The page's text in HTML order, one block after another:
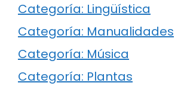
Categoría: Lingüística
Categoría: Manualidades
Categoría: Música
Categoría: Plantas